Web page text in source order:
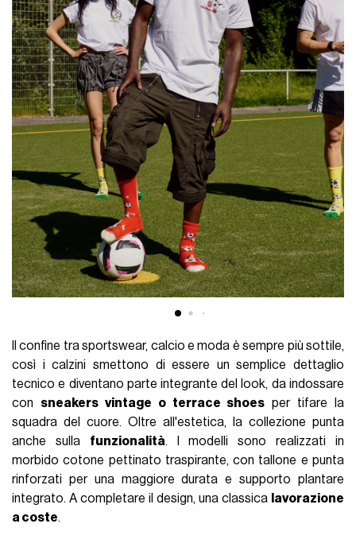
Il confine tra sportswear, calcio e moda è sempre più sottile,
così i calzini smettono di essere un semplice dettaglio
tecnico e diventano parte integrante del look, da indossare
con sneakers vintage o terrace shoes per tifare la
squadra del cuore. Oltre all'estetica, la collezione punta
anche sulla funzionalità. I modelli sono realizzati in
morbido cotone pettinato traspirante, con tallone e punta
rinforzati per una maggiore durata e supporto plantare
integrato. A completare il design, una classica lavorazione
a coste.